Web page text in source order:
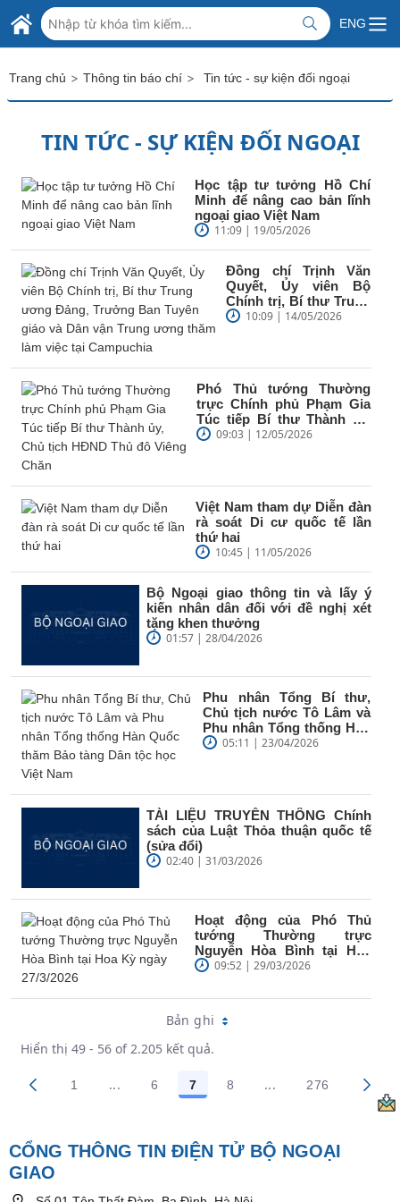
Skip to Main Content
BỘ NGOẠI GIAO VIỆT NAM
MINISTRY OF FOREIGN AFFAIRS
ENG
Trang chủ > Thông tin báo chí > Tin tức - sự kiện đối ngoại
TIN TỨC - SỰ KIỆN ĐỐI NGOẠI
Học tập tư tưởng Hồ Chí
Minh để nâng cao bản lĩnh
ngoại giao Việt Nam
11:09 | 19/05/2026
Đồng chí Trịnh Văn
Quyết, Ủy viên Bộ
Chính trị, Bí thư Trung
ương Đảng, Trưởng
10:09 | 14/05/2026
Phó Thủ tướng Thường
trực Chính phủ Phạm Gia
Túc tiếp Bí thư Thành ủy,
Chủ tịch HĐND Thủ đô
09:03 | 12/05/2026
Việt Nam tham dự Diễn đàn
rà soát Di cư quốc tế lần
thứ hai
10:45 | 11/05/2026
Bộ Ngoại giao thông tin và lấy ý
kiến nhân dân đối với đề nghị xét
tặng khen thưởng
01:57 | 28/04/2026
Phu nhân Tổng Bí thư,
Chủ tịch nước Tô Lâm và
Phu nhân Tổng thống Hàn
Quốc thăm Bảo tàng Dân
05:11 | 23/04/2026
TÀI LIỆU TRUYỀN THÔNG Chính
sách của Luật Thỏa thuận quốc tế
(sửa đổi)
02:40 | 31/03/2026
Hoạt động của Phó Thủ
tướng Thường trực
Nguyễn Hòa Bình tại Hoa
Kỳ ngày 27/3/2026
09:52 | 29/03/2026
Bản ghi
Hiển thị 49 - 56 of 2.205 kết quả.
Các trang trên cổng
1 ...Trang trung gian Use TAB to navigate.
Các trang trên cổng
6 Các trang trên cổng
7 Các trang trên cổng
8 ...Trang trung gian
Các trang
276
CỔNG THÔNG TIN ĐIỆN TỬ BỘ NGOẠI
GIAO